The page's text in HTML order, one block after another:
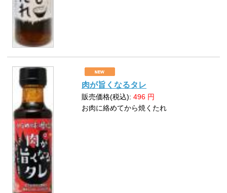
肉が旨くなるタレ
販売価格(税込): 496 円
お肉に絡めてから焼くたれ